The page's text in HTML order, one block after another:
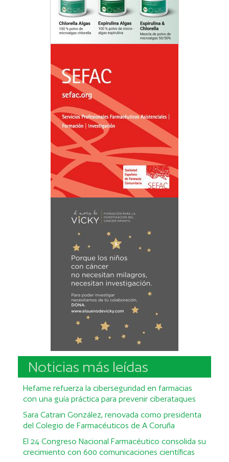
Noticias más leídas
Hefame refuerza la ciberseguridad en farmacias
con una guía práctica para prevenir ciberataques
Sara Catrain González, renovada como presidenta
del Colegio de Farmacéuticos de A Coruña
El 24 Congreso Nacional Farmacéutico consolida su
crecimiento con 600 comunicaciones científicas